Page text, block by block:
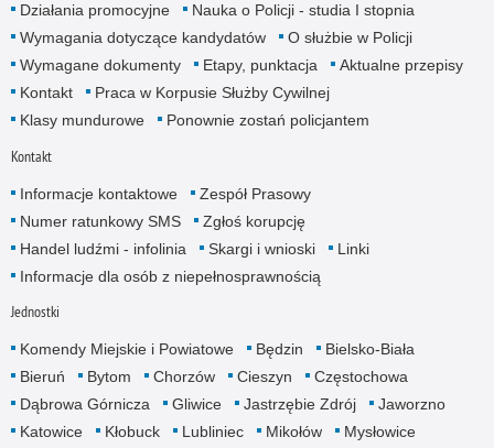
Działania promocyjne
Nauka o Policji - studia I stopnia
Wymagania dotyczące kandydatów
O służbie w Policji
Wymagane dokumenty
Etapy, punktacja
Aktualne przepisy
Kontakt
Praca w Korpusie Służby Cywilnej
Klasy mundurowe
Ponownie zostań policjantem
Kontakt
Informacje kontaktowe
Zespół Prasowy
Numer ratunkowy SMS
Zgłoś korupcję
Handel ludźmi - infolinia
Skargi i wnioski
Linki
Informacje dla osób z niepełnosprawnością
Jednostki
Komendy Miejskie i Powiatowe Będzin
Bielsko-Biała
Bieruń
Bytom Chorzów Cieszyn
Częstochowa
Dąbrowa Górnicza
Gliwice Jastrzębie Zdrój
Jaworzno
Katowice
Kłobuck Lubliniec Mikołów
Mysłowice